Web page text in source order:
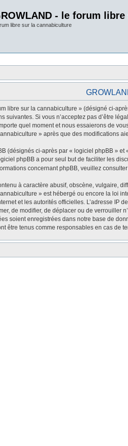
- le forum
libre sur la cannabiculture
libre sur la cannabiculture » (désigné ci-
suivantes. Si vous n’acceptez pas d’être
quel moment et nous essaierons de
» après que des modifications
(désignés ci-après par « logiciel phpBB »
phpBB a pour seul but de faciliter les
concernant phpBB, veuillez consulter
à caractère abusif, obscène, vulgaire,
» est hébergé ou encore la loi
et les autorités officielles. L’adresse
de modifier, de déplacer ou de verrouiller
soient enregistrées dans notre base de
être tenus comme responsables en cas de